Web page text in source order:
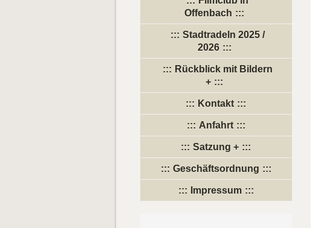
Offenbach
Stadtradeln 2025 /
2026
Rückblick mit Bildern
+
Kontakt
Anfahrt
Satzung +
Geschäftsordnung
Impressum